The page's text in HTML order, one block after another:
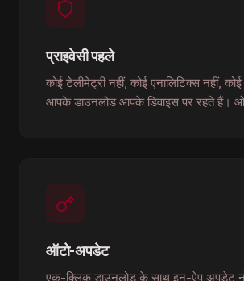
प्राइवेसी पहले
कोई टेलीमेट्री नहीं, कोई एनालिटिक्स नहीं,
आपके डाउनलोड आपके डिवाइस पर रहते हैं।
ऑटो-अपडेट
एक-क्लिक डाउनलोड के साथ इन-ऐप अपडेट